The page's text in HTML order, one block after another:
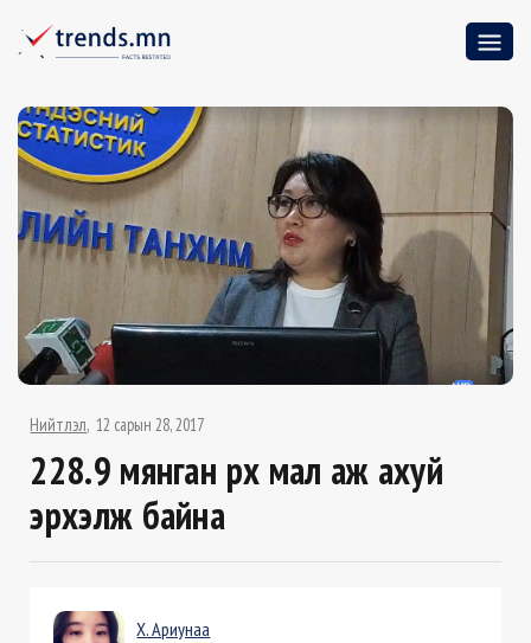
Нийтлэл 12 сарын 28, 2017
228.9 мянган өрх мал аж ахуй
эрхэлж байна
Х. Ариунаа